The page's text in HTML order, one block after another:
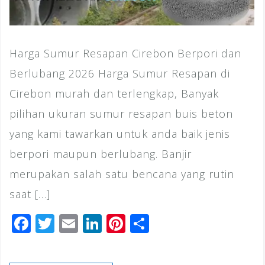
Harga Sumur Resapan Cirebon Berpori dan
Berlubang 2026 Harga Sumur Resapan di
Cirebon murah dan terlengkap, Banyak
pilihan ukuran sumur resapan buis beton
yang kami tawarkan untuk anda baik jenis
berpori maupun berlubang. Banjir
merupakan salah satu bencana yang rutin
saat […]
F T E Li Pi